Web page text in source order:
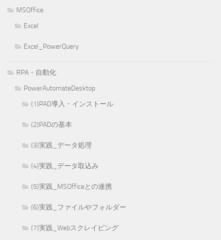
MSOffice
Excel
Excel_PowerQuery
RPA・自動化
PowerAutomateDesktop
(1)PAD導入・インストール
(2)PADの基本
(3)実践_データ処理
(4)実践_データ取込み
(5)実践_MSOfficeとの連携
(6)実践_ファイルやフォルダー
(7)実践_Webスクレイピング